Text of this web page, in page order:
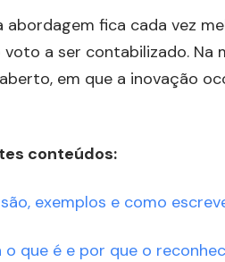
abordagem fica cada vez
a ser contabilizado. Na
em que a inovação
conteúdos:
exemplos e como
o que é e por que o